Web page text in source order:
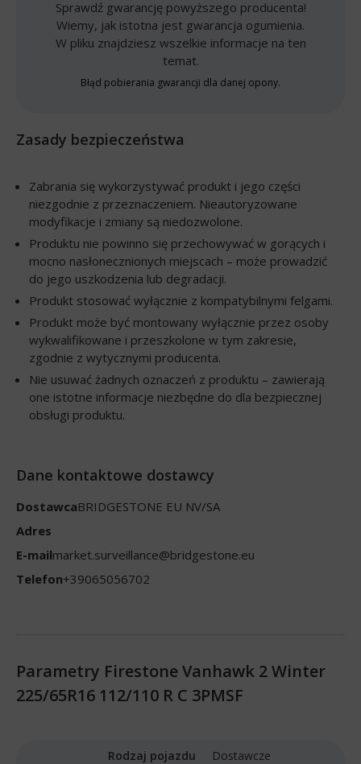
Sprawdź gwarancję powyższego producenta!
Wiemy, jak istotna jest gwarancja ogumienia.
W pliku znajdziesz wszelkie informacje na ten
temat.
Błąd pobierania gwarancji dla danej opony.
Zasady bezpieczeństwa
Zabrania się wykorzystywać produkt i jego części
niezgodnie z przeznaczeniem. Nieautoryzowane
modyfikacje i zmiany są niedozwolone.
Produktu nie powinno się przechowywać w gorących i
mocno nasłonecznionych miejscach – może prowadzić
do jego uszkodzenia lub degradacji.
Produkt stosować wyłącznie z kompatybilnymi felgami.
Produkt może być montowany wyłącznie przez osoby
wykwalifikowane i przeszkolone w tym zakresie,
zgodnie z wytycznymi producenta.
Nie usuwać żadnych oznaczeń z produktu – zawierają
one istotne informacje niezbędne do dla bezpiecznej
obsługi produktu.
Dane kontaktowe dostawcy
DostawcaBRIDGESTONE EU NV/SA
Adres
E-mailmarket.surveillance@bridgestone.eu
Telefon+39065056702
Parametry Firestone Vanhawk 2 Winter
225/65R16 112/110 R C 3PMSF
Rodzaj pojazdu
Dostawcze